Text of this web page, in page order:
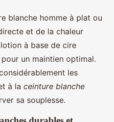
blanche homme à plat ou
et de la chaleur
à base de cire
un maintien optimal.
les
à la ceinture blanche
sa souplesse.